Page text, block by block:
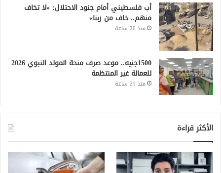
أب فلسطيني أمام جنود الاحتلال: «لا تخاف
منهم.. خاف من ربنا»
منذ 20 ساعة
1500جنيه.. موعد صرف منحة المولد النبوي 2026
للعمالة غير المنتظمة
منذ 21 ساعة
الأكثر قراءة